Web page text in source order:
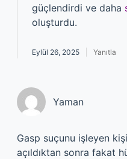
güçlendirdi ve daha
oluşturdu.
Eylül 26, 2025 Yanıtla
Yaman
Gasp suçunu işleyen
açıldıktan sonra fakat